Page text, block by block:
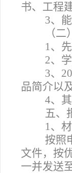
书、工程
3、
（
1、
2、
3、
品简介以
4、
五、
1、
按照
文件，按
一并发送